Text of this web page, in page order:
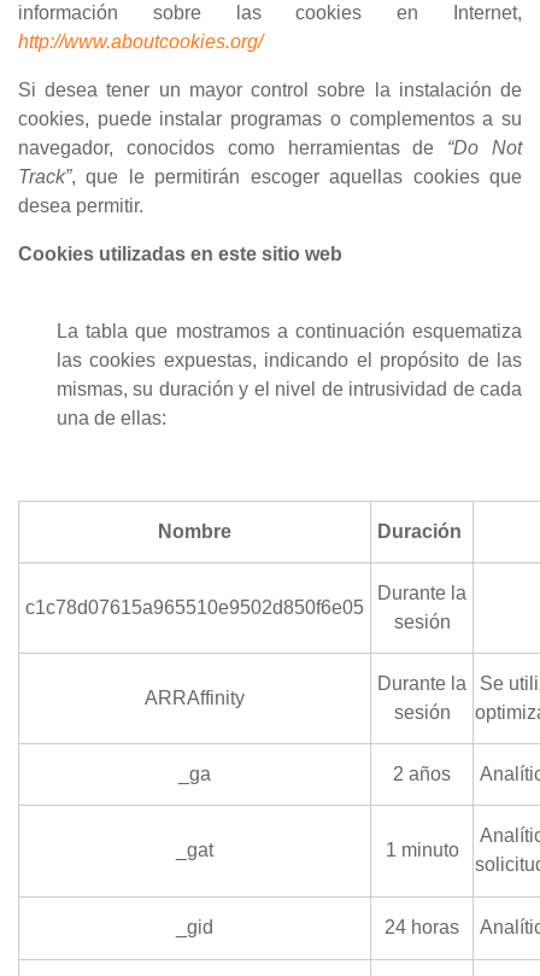
información sobre las cookies en Internet,
http://www.aboutcookies.org/
Si desea tener un mayor control sobre la instalación de
cookies, puede instalar programas o complementos a su
navegador, conocidos como herramientas de “Do Not
Track”, que le permitirán escoger aquellas cookies que
desea permitir.
Cookies utilizadas en este sitio web
La tabla que mostramos a continuación esquematiza
las cookies expuestas, indicando el propósito de las
mismas, su duración y el nivel de intrusividad de cada
una de ellas:
Nombre Duración
c1c78d07615a965510e9502d850f6e05
Durante la
sesión
ARRAffinity
Durante la
sesión
Se
_ga 2 años
_gat 1 minuto
_gid 24 horas